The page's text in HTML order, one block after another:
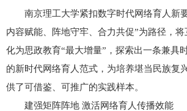
南京理工大学紧扣数字时代网络育人新
内容赋能、阵地守牢、合力共促”为路径，
化为思政教育“最大增量”，探索出一条兼具
的新时代网络育人范式，为培养堪当民族复
供了可借鉴、可推广的实践样本。
建强矩阵阵地 激活网络育人传播效能